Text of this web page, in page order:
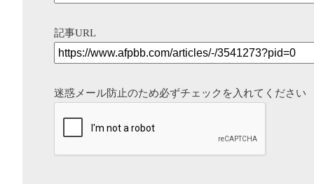
記事URL
迷惑メール防止のため必ずチェックを入れてください